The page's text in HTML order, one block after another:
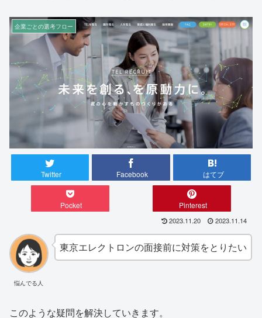
企業ごとの選考フロー
Twitter Facebook はてブ
Pocket Pinterest
2023.11.20 2023.11.14
悩んでる人
東京エレクトロンの面接前に対策をとりたい
このような疑問を解決していきます。